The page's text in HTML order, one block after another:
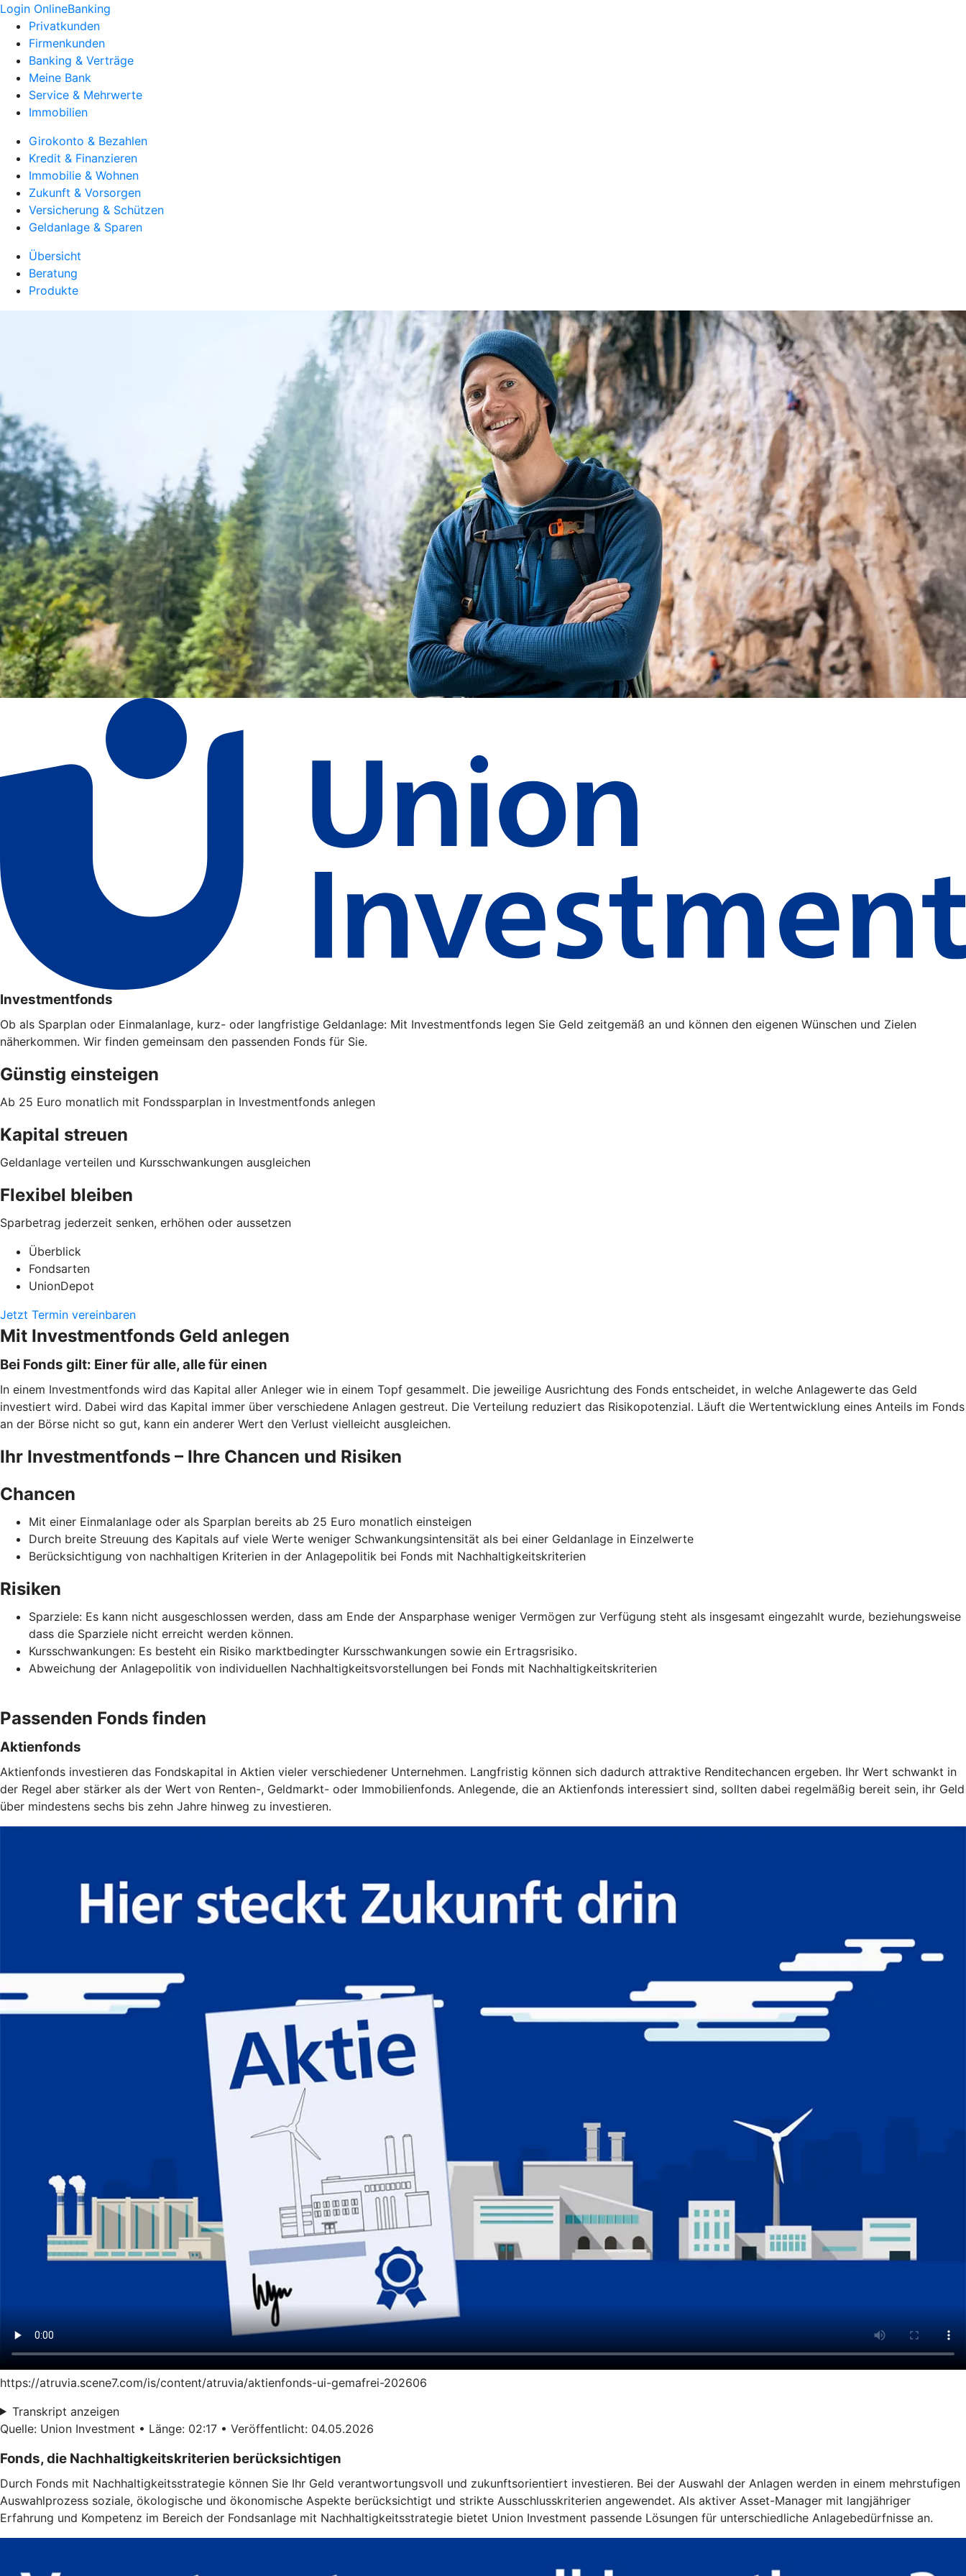
Login OnlineBanking
Privatkunden
Firmenkunden
Banking & Verträge
Meine Bank
Service & Mehrwerte
Immobilien
Girokonto & Bezahlen
Kredit & Finanzieren
Immobilie & Wohnen
Zukunft & Vorsorgen
Versicherung & Schützen
Geldanlage & Sparen
Übersicht
Beratung
Produkte
Investmentfonds
Ob als Sparplan oder Einmalanlage, kurz- oder langfristige Geldanlage: Mit Investmentfonds legen Sie Geld zeitgemäß an und können den eigenen Wünschen und Zielen
näherkommen. Wir finden gemeinsam den passenden Fonds für Sie.
Günstig einsteigen
Ab 25 Euro monatlich mit Fondssparplan in Investmentfonds anlegen
Kapital streuen
Geldanlage verteilen und Kursschwankungen ausgleichen
Flexibel bleiben
Sparbetrag jederzeit senken, erhöhen oder aussetzen
Überblick
Fondsarten
UnionDepot
Jetzt Termin vereinbaren
Mit Investmentfonds Geld anlegen
Bei Fonds gilt: Einer für alle, alle für einen
In einem Investmentfonds wird das Kapital aller Anleger wie in einem Topf gesammelt. Die jeweilige Ausrichtung des Fonds entscheidet, in welche Anlagewerte das Geld
investiert wird. Dabei wird das Kapital immer über verschiedene Anlagen gestreut. Die Verteilung reduziert das Risikopotenzial. Läuft die Wertentwicklung eines Anteils im Fonds
an der Börse nicht so gut, kann ein anderer Wert den Verlust vielleicht ausgleichen.
Ihr Investmentfonds – Ihre Chancen und Risiken
Chancen
Mit einer Einmalanlage oder als Sparplan bereits ab 25 Euro monatlich einsteigen
Durch breite Streuung des Kapitals auf viele Werte weniger Schwankungsintensität als bei einer Geldanlage in Einzelwerte
Berücksichtigung von nachhaltigen Kriterien in der Anlagepolitik bei Fonds mit Nachhaltigkeitskriterien
Risiken
Sparziele: Es kann nicht ausgeschlossen werden, dass am Ende der Ansparphase weniger Vermögen zur Verfügung steht als insgesamt eingezahlt wurde, beziehungsweise
dass die Sparziele nicht erreicht werden können.
Kursschwankungen: Es besteht ein Risiko marktbedingter Kursschwankungen sowie ein Ertragsrisiko.
Abweichung der Anlagepolitik von individuellen Nachhaltigkeitsvorstellungen bei Fonds mit Nachhaltigkeitskriterien
Passenden Fonds finden
Aktienfonds
Aktienfonds investieren das Fondskapital in Aktien vieler verschiedener Unternehmen. Langfristig können sich dadurch attraktive Renditechancen ergeben. Ihr Wert schwankt in
der Regel aber stärker als der Wert von Renten-, Geldmarkt- oder Immobilienfonds. Anlegende, die an Aktienfonds interessiert sind, sollten dabei regelmäßig bereit sein, ihr Geld
über mindestens sechs bis zehn Jahre hinweg zu investieren.
https://atruvia.scene7.com/is/content/atruvia/aktienfonds-ui-gemafrei-202606
Transkript anzeigen
Quelle: Union Investment • Länge: 02:17 • Veröffentlicht: 04.05.2026
Fonds, die Nachhaltigkeitskriterien berücksichtigen
Durch Fonds mit Nachhaltigkeitsstrategie können Sie Ihr Geld verantwortungsvoll und zukunftsorientiert investieren. Bei der Auswahl der Anlagen werden in einem mehrstufigen
Auswahlprozess soziale, ökologische und ökonomische Aspekte berücksichtigt und strikte Ausschlusskriterien angewendet. Als aktiver Asset-Manager mit langjähriger
Erfahrung und Kompetenz im Bereich der Fondsanlage mit Nachhaltigkeitsstrategie bietet Union Investment passende Lösungen für unterschiedliche Anlagebedürfnisse an.